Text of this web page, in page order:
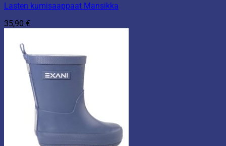
Lasten kumisaappaat Mansikka
35,90 €